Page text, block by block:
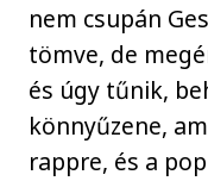
nem csupán
tömve, de
és úgy tűnik,
könnyűzene,
rappre, és a